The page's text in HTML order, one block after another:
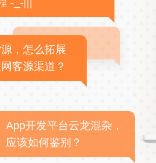
-_-|||
，怎么拓展
客源渠道？
App开发平台云龙混杂，
应该如何鉴别？